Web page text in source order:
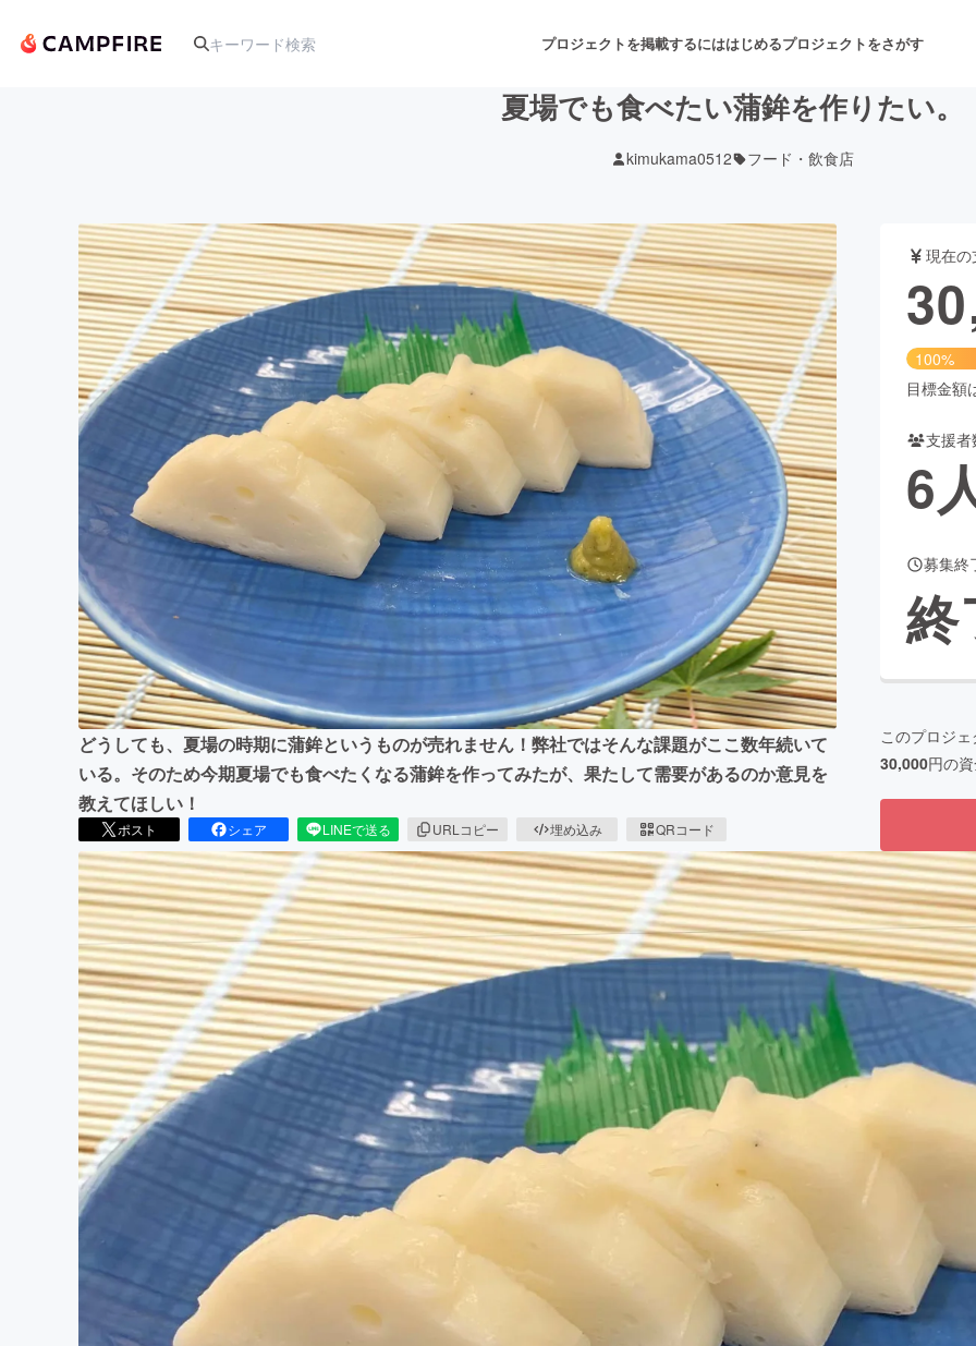
プロジェクトを掲載するにははじめるプロジェクトをさがす
アート・写真 音楽 舞台・パフォーマンス
テクノロジー・ガジェット ゲーム・サービス開発 フード・飲食店
映像・映画 書籍・雑誌出版 アニメ・漫画
ビジネス・起業 チャレンジ ビューティー・ヘルスケ
まちづくり・地域活性化
CAMPFIRE for Social GoodCAMPFIRE Creation
CAMPFIREふるさと納税machi-yaコミュニティ
夏場でも食べたい蒲鉾を作りたい。
kimukama0512 フード・飲食店
どうしても、夏場の時期に蒲鉾というものが売れません！弊社ではそんな課題がここ数年続いて
いる。そのため今期夏場でも食べたくなる蒲鉾を作ってみたが、果たして需要があるのか意見を
教えてほしい！
ポスト シェア LINEで送る URLコピー 埋め込み QRコード
現在
100%
目標金額
支援者
6
募集終
終
このプロジ
30,000円の